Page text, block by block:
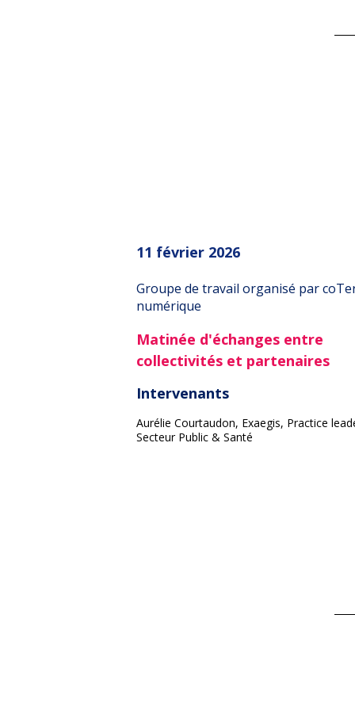
11 février 2026
Groupe de travail organisé par
numérique
Matinée d'échanges entre
collectivités et partenaires
Intervenants
Aurélie Courtaudon, Exaegis, Practice
Secteur Public & Santé